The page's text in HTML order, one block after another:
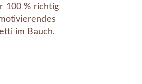
100 % richtig
im Bauch.